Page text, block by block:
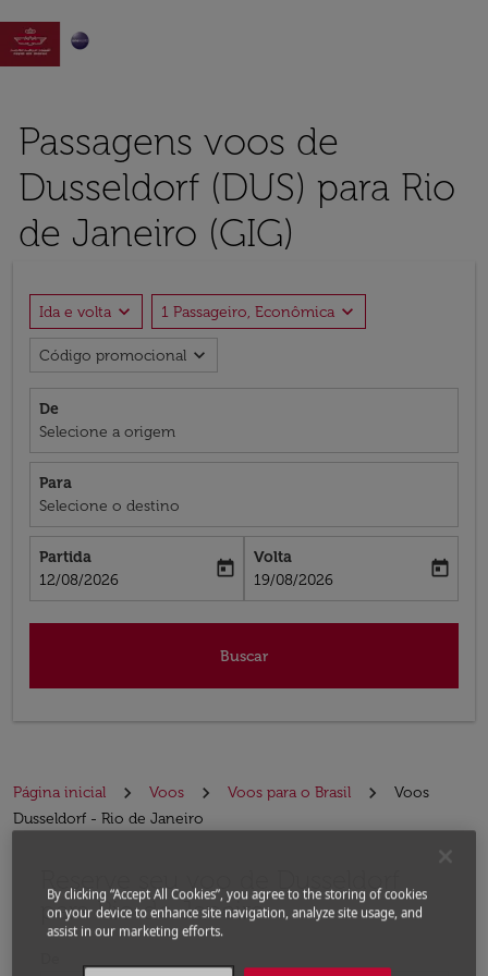

Passagens voos de
Dusseldorf (DUS) para Rio
de Janeiro (GIG)
Ida e volta expand_more 1 Passageiro, Econômica expand_more
Código promocional expand_more
De
Selecione a origem
Para
Selecione o destino
Partida
fc-booking-departure-date-aria-label
12/08/2026
today
Volta
fc-booking-return-date-aria-label
19/08/2026
today
Buscar
Página inicial Voos Voos para o Brasil
Voos
Dusseldorf - Rio de Janeiro
Reserve seu voo de Dusseldorf
para Rio de Janeiro
By clicking “Accept All Cookies”, you agree to the storing of cookies
on your device to enhance site navigation, analyze site usage, and
assist in our marketing efforts.